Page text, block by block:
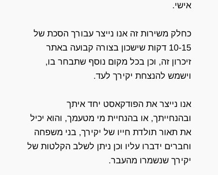
אישי.
כחלק משירות זה אנו נייצר עבורך הסכת של
10-15 דקות שישכון בצורה קבועה באתר
זיכרון זה, וכן בכל מקום נוסף שתבחר בו,
וישמש להנצחת יקירך לעד.
אנו נייצר את הפודקאסט יחד איתך
ובהנחייתך, או בהנחיית מי מטעמך, והוא יכיל
את תאור תולדת חייו של יקירך, בני משפחה
וחברים ידברו עליו וכן ניתן לשלב הקלטות של
יקירך שנשמרו מהעבר.